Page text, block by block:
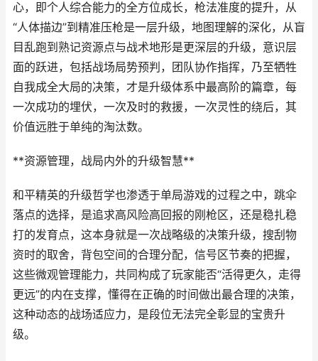
心，即个人综合能力的全方位成长，枪法准度的提升，从
“人体描边”到精准压枪是一层升级，地图理解的深化，从盲
目乱跑到熟记资源点与战术地形是更深层的升级，意识层
面的跃进，包括战场局势预判，团队协作指挥，乃至牺牲
自我成全大局的决策，才是升级体系中最高阶的篇章，每
一次成功的埋伏，一次及时的救援，一次灵性的绕后，其
价值远胜于单纯的淘汰数。
**资源管理，战局内外的升级智慧**
和平精英的升级哲学也渗透于单局游戏的过程之中，跳伞
落点的选择，是追求高风险高回报的刚枪区，还是稳扎稳
打的发育点，这本身就是一次战略级的决策升级，搜刮物
资时的取舍，背包空间的合理分配，信号区节奏的把握，
这些微观管理能力，共同构成了玩家能否“活得更久，走得
更远”的内在支撑，懂得在正确的时间做出最合理的决策，
这种动态的战场适应力，是段位无法完全彰显的宝贵升
级。